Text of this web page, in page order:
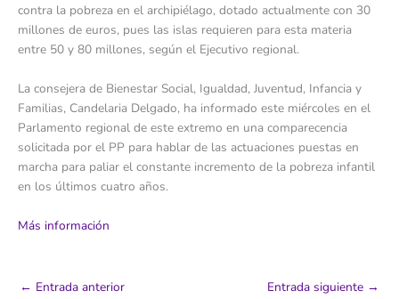
contra la pobreza en el archipiélago, dotado actualmente con 30
millones de euros, pues las islas requieren para esta materia
entre 50 y 80 millones, según el Ejecutivo regional.
La consejera de Bienestar Social, Igualdad, Juventud, Infancia y
Familias, Candelaria Delgado, ha informado este miércoles en el
Parlamento regional de este extremo en una comparecencia
solicitada por el PP para hablar de las actuaciones puestas en
marcha para paliar el constante incremento de la pobreza infantil
en los últimos cuatro años.
Más información
← Entrada anterior Entrada siguiente →